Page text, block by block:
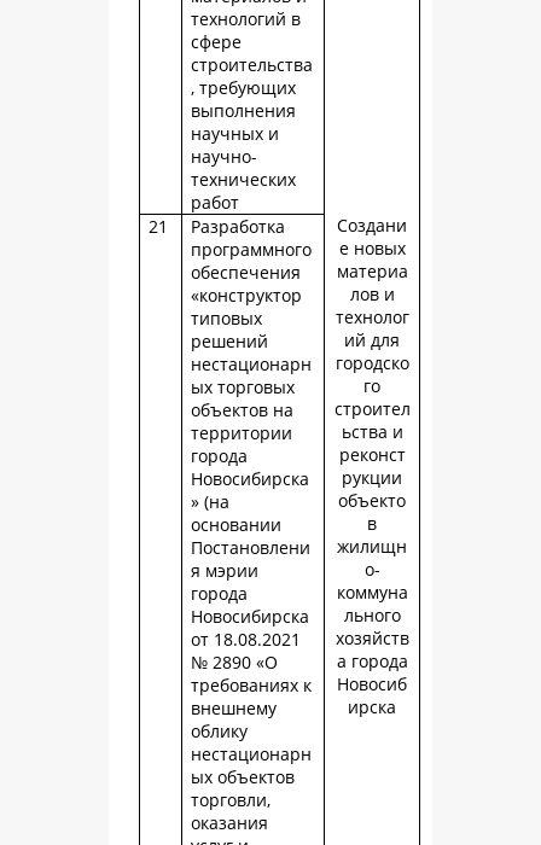
технологий в
сфере
строительства
, требующих
выполнения
научных и
научно-
технических
работ
Создани
е новых
материа
лов и
технолог
ий для
городско
го
строител
ьства и
реконст
рукции
объекто
в
жилищн
о-
коммуна
льного
хозяйств
а города
Новосиб
ирска
21
Разработка
программного
обеспечения
«конструктор
типовых
решений
нестационарн
ых торговых
объектов на
территории
города
Новосибирска
» (на
основании
Постановлени
я мэрии
города
Новосибирска
от 18.08.2021
№ 2890 «О
требованиях к
внешнему
облику
нестационарн
ых объектов
торговли,
оказания